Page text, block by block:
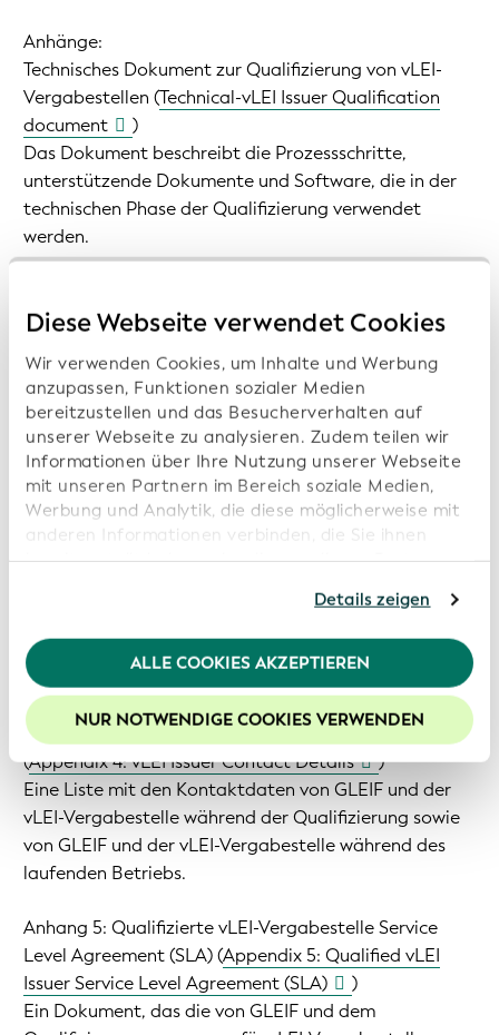
Diese Webseite verwendet Cookies
Wir verwenden Cookies, um Inhalte und Werbung
anzupassen, Funktionen sozialer Medien
bereitzustellen und das Besucherverhalten auf
unserer Webseite zu analysieren. Zudem teilen wir
Informationen über Ihre Nutzung unserer Webseite
mit unseren Partnern im Bereich soziale Medien,
Werbung und Analytik, die diese möglicherweise mit
anderen Informationen verbinden, die Sie ihnen
bereitgestellt haben oder die von diesen Partner
wurden. Sollten Sie mit der Nutzung unserer
Webseite fortfahren, stimmen Sie den von uns
verwendeten Cookies zu. Weitere Informationen
finden Sie in unsererDatenschutzerklärung.
Um die Funktionalitäten unserer Website optimal
nutzen zu können, empfehlen wir Ihnen der Nutzung
von Cookies zuzustimmen.
Details zeigen
ALLE COOKIES AKZEPTIEREN
NUR NOTWENDIGE COOKIES VERWENDEN
Anhänge:
Technisches Dokument zur Qualifizierung von vLEI-
Vergabestellen (Technical-vLEI Issuer Qualification
document
)
Das Dokument beschreibt die Prozessschritte,
unterstützende Dokumente und Software, die in der
technischen Phase der Qualifizierung verwendet
werden.
(Technical Qualification Playbook
)
Qualifizierung verwendet, um den technischen
Trockenlauf zu dokumentieren.
Anhang 3: Checkliste für das
Qualifizierungsprogramm der vLEI-Vergabestelle
(Appendix 3: vLEI Issuer Qualification Program
Checklist
)
Das Dokument, das die Kontroll- und
Prozessanforderungen für die Qualifizierung
Angehende vLEI-Vergabestellen sollten die Online-
Version dieser Checkliste ausfüllen.
Anhang 4: Kontaktdaten der vLEI-Vergabestellen
(Appendix 4: vLEI Issuer Contact Details
)
Eine Liste mit den Kontaktdaten von GLEIF und der
vLEI-Vergabestelle während der Qualifizierung sowie
von GLEIF und der vLEI-Vergabestelle während des
laufenden Betriebs.
Anhang 5: Qualifizierte vLEI-Vergabestelle Service
Level Agreement (SLA) (Appendix 5: Qualified vLEI
Issuer Service Level Agreement (SLA)
)
Ein Dokument, das die von GLEIF und dem